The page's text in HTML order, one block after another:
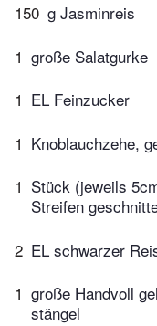
150 g Jasminreis
1 große Salatgurke
1 EL Feinzucker
1 Knoblauchzehe,
1 Stück (jeweils
Streifen
2 EL schwarzer
1 große Handvoll
stängel